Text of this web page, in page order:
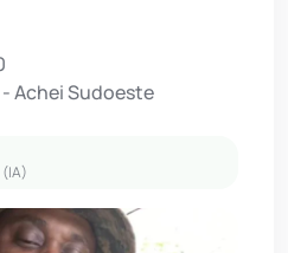
Achei Sudoeste